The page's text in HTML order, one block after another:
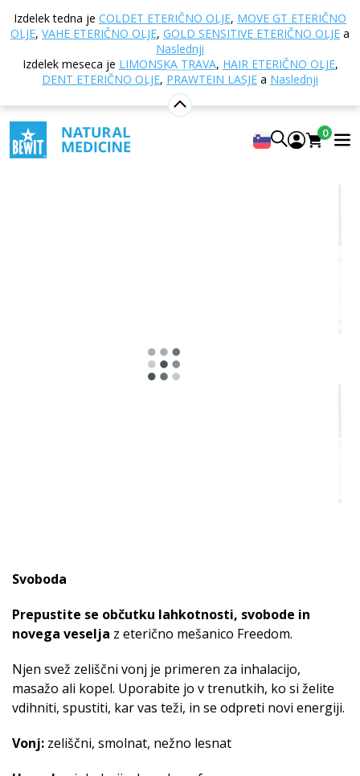
Izdelek tedna je COLDET ETERIČNO OLJE, MOVE GT ETERIČNO
OLJE, VAHE ETERIČNO OLJE, GOLD SENSITIVE ETERIČNO OLJE a
Naslednji
Izdelek meseca je LIMONSKA TRAVA, HAIR ETERIČNO OLJE,
DENT ETERIČNO OLJE, PRAWTEIN LASJE a Naslednji
0
Domov Aromaterapija
Eterična olja
Mešanice eteričnih olj
Freedom eterično olje
Freedom eterično olje
100 % čista in naravna mešanica eteričnih olj CTEO®
5 Ogledati 12 mnenja
Svoboda
Prepustite se občutku lahkotnosti, svobode in
novega veselja z eterično mešanico Freedom.
Njen svež zeliščni vonj je primeren za inhalacijo,
masažo ali kopel. Uporabite jo v trenutkih, ko si želite
vdihniti, spustiti, kar vas teži, in se odpreti novi energiji.
Vonj: zeliščni, smolnat, nežno lesnat